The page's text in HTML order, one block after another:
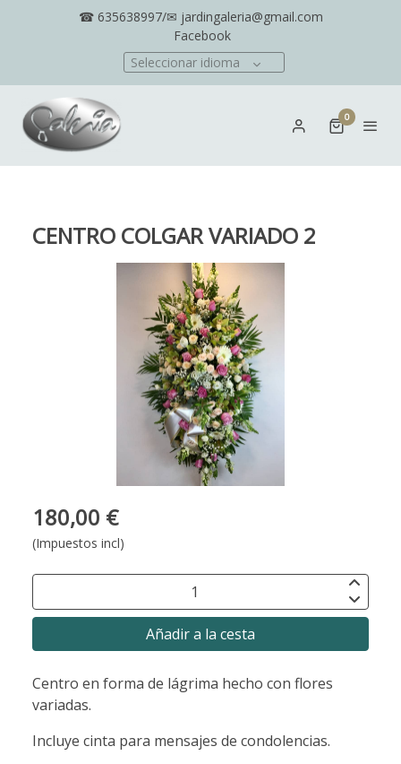
☎ 635638997/✉ jardingaleria@gmail.com
Facebook
Seleccionar idioma
0
CENTRO COLGAR VARIADO 2
180,00 €
(Impuestos incl)
Añadir a la cesta
Centro en forma de lágrima hecho con flores
variadas.
Incluye cinta para mensajes de condolencias.